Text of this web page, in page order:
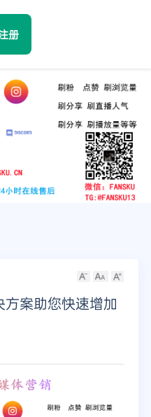
册
Facebook
TikTok
YouTube
Twitter
案助您快速增加